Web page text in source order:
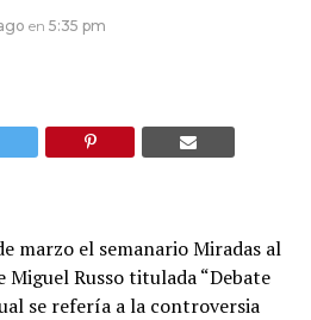
en 5:35 pm
marzo el semanario Miradas al
Russo titulada “Debate
se refería a la controversia